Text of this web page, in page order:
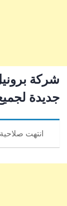
شركة
جديدة
انتهت